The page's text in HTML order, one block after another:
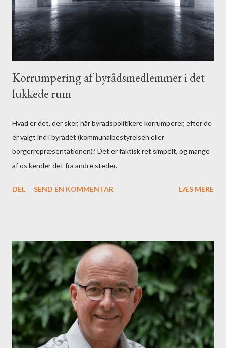
Korrumpering af byrådsmedlemmer i det
lukkede rum
Hvad er det, der sker, når byrådspolitikere korrumperer, efter de
er valgt ind i byrådet (kommunalbestyrelsen eller
borgerrepræsentationen)? Det er faktisk ret simpelt, og mange
af os kender det fra andre steder.
DEL SEND EN KOMMENTAR LÆS MERE